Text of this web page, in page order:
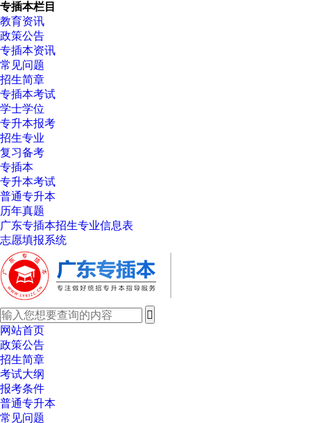
专插本栏目
教育资讯
政策公告
专插本资讯
常见问题
招生简章
专插本考试
学士学位
专升本报考
招生专业
复习备考
专插本
专升本考试
普通专升本
历年真题
广东专插本招生专业信息表
志愿填报系统
网站首页
政策公告
招生简章
考试大纲
报考条件
普通专升本
常见问题